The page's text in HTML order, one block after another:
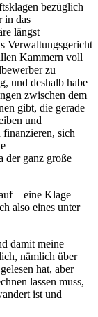
bezüglich
in das
längst
Verwaltungsgericht
Kammern voll
zu
und deshalb habe
zwischen dem
gibt, die gerade
und
finanzieren, sich
der ganz große
– eine Klage
also eines unter
damit meine
nämlich über
hat, aber
lassen muss,
ist und